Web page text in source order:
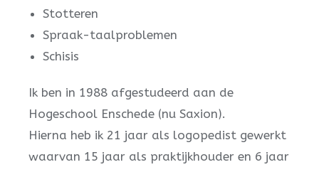
Stotteren
Spraak-taalproblemen
Schisis
Ik ben in 1988 afgestudeerd aan de
Hogeschool Enschede (nu Saxion).
Hierna heb ik 21 jaar als logopedist gewerkt
waarvan 15 jaar als praktijkhouder en 6 jaar